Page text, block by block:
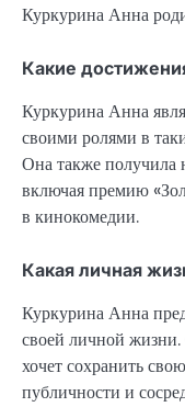
Куркурина Анна
Какие
Куркурина Анна
своими ролями в
Она также получила
включая премию
в кинокомедии.
Какая личная
Куркурина Анна
своей личной
хочет сохранить
публичности и